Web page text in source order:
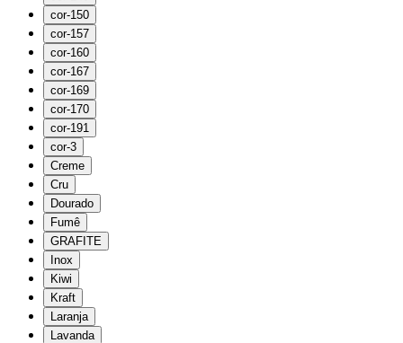
cor-150
cor-157
cor-160
cor-167
cor-169
cor-170
cor-191
cor-3
Creme
Cru
Dourado
Fumê
GRAFITE
Inox
Kiwi
Kraft
Laranja
Lavanda